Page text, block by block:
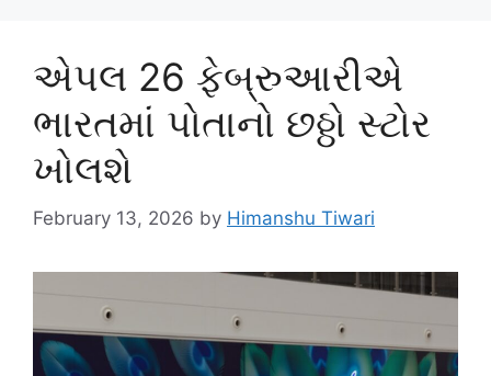
એપલ 26 ફેબ્રુઆરીએ
ભારતમાં પોતાનો છઠ્ઠો સ્ટોર
ખોલશે
February 13, 2026 by Himanshu Tiwari